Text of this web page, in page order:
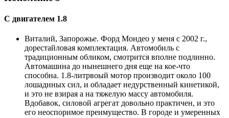
С двигателем 1.8
Виталий, Запорожье. Форд Мондео у меня с 2002 г.,
дорестайловая комплектация. Автомобиль с
традиционным обликом, смотрится вполне подлинно.
Автомашина до нынешнего дня еще на кое-что
способна. 1.8-литрвоый мотор производит около 100
лошадиных сил, и обладает недурственный кинетикой,
и это не взирая а на тяжелую массу автомобиля.
Вдобавок, силовой агрегат довольно практичен, и это
его неоспоримое преимущество. В городе и умеренных